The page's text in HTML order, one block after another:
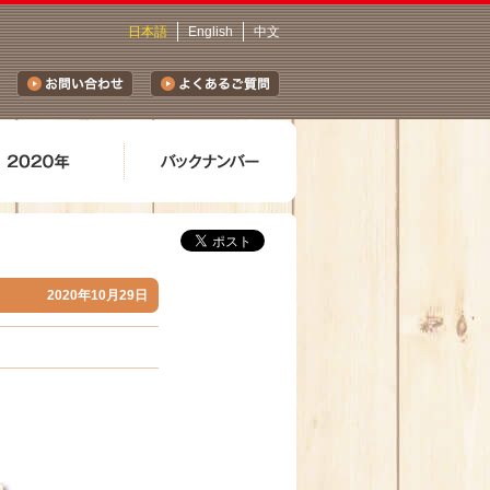
日本語 English 中文
2020年10月29日